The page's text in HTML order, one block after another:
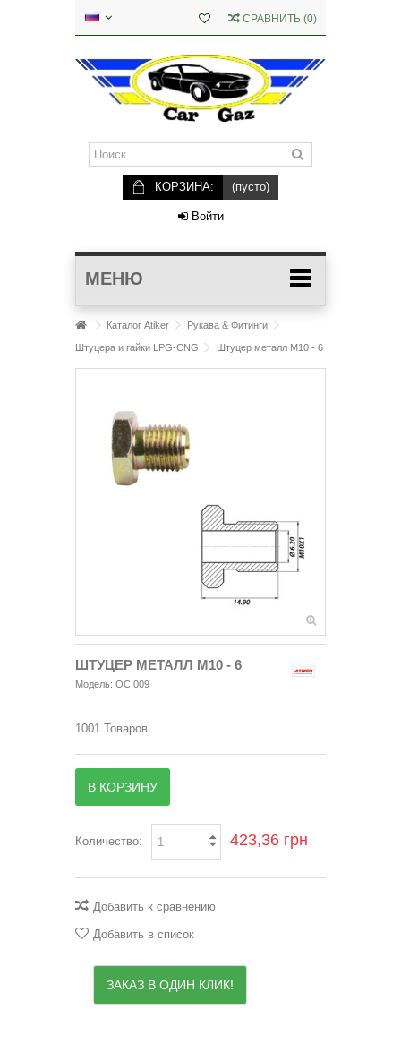
СРАВНИТЬ (0)
КОРЗИНА: (пусто)
Войти
МЕНЮ
Каталог Atiker Рукава & Фитинги
Штуцера и гайки LPG-CNG Штуцер металл М10 - 6
ШТУЦЕР МЕТАЛЛ М10 - 6
Модель: OC.009
1001 Товаров
В КОРЗИНУ
Количество: 423,36 грн
Добавить к сравнению
Добавить в список
ЗАКАЗ В ОДИН КЛИК!